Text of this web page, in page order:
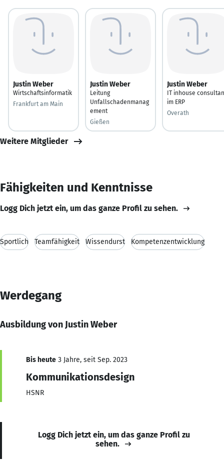
Justin Weber
Wirtschaftsinformatik
Frankfurt am Main
Justin Weber
Leitung
Unfallschadenmanag
ement
Gießen
Justin Weber
IT inhouse
im ERP
Overath
Weitere Mitglieder
Fähigkeiten und Kenntnisse
Logg Dich jetzt ein, um das ganze Profil zu sehen.
Sportlich Teamfähigkeit Wissendurst Kompetenzentwicklung
Werdegang
Ausbildung von Justin Weber
Bis heute 3 Jahre, seit Sep. 2023
Kommunikationsdesign
HSNR
Logg Dich jetzt ein, um das ganze Profil zu
sehen.